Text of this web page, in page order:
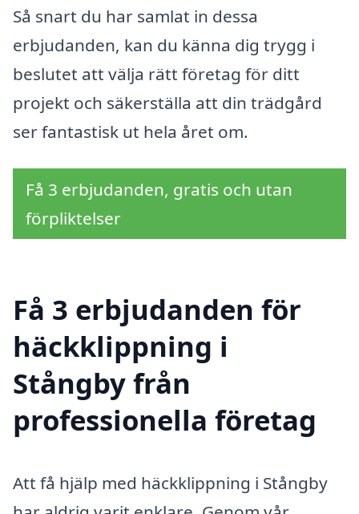
Så snart du har samlat in dessa
erbjudanden, kan du känna dig trygg i
beslutet att välja rätt företag för ditt
projekt och säkerställa att din trädgård
ser fantastisk ut hela året om.
Få 3 erbjudanden, gratis och utan
förpliktelser
Få 3 erbjudanden för
häckklippning i
Stångby från
professionella företag
Att få hjälp med häckklippning i Stångby